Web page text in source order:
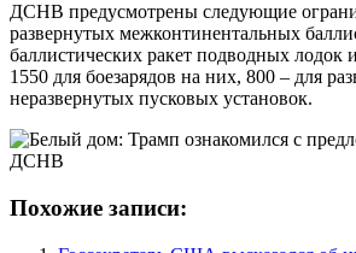
ДСНВ предусмотрены следующие
развернутых межконтинентальных
баллистических ракет подводных лодок
1550 для боезарядов на них, 800 – для
неразвернутых пусковых установок.
Похожие записи: